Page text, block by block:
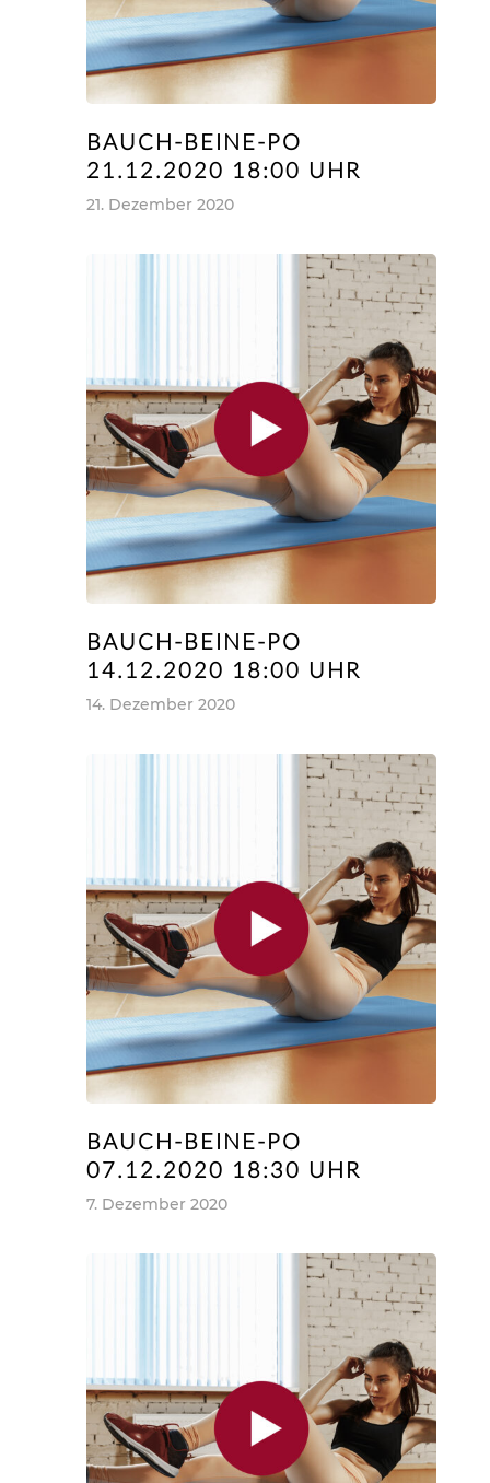
BAUCH-BEINE-PO
21.12.2020 18:00 UHR
21. Dezember 2020
BAUCH-BEINE-PO
14.12.2020 18:00 UHR
14. Dezember 2020
BAUCH-BEINE-PO
07.12.2020 18:30 UHR
7. Dezember 2020